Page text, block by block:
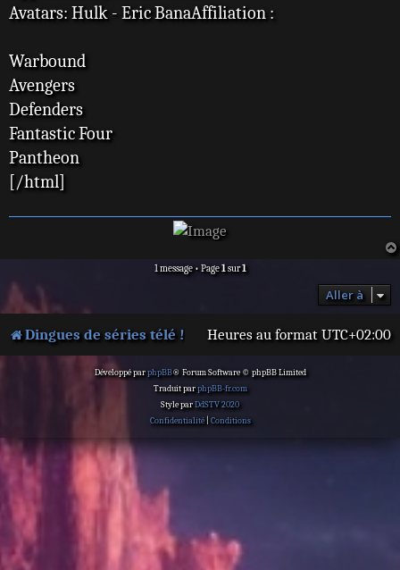
Avatars: Hulk - Eric BanaAffiliation :
Warbound
Avengers
Defenders
Fantastic Four
Pantheon
[/html]
1 message • Page1sur1
Aller à
Dingues de séries télé ! Heures au format UTC+02:00
Développé parphpBB® Forum Software © phpBB Limited
Traduit parphpBB-fr.com
Style parDdSTV 2020
Confidentialité| Conditions